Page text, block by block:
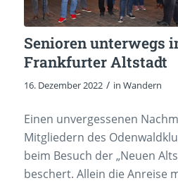
Senioren unterwegs
Frankfurter Altstadt
16. Dezember 2022 / in Wandern
Einen unvergessenen
Mitgliedern des
beim Besuch der „Neuen
beschert. Allein die Anreise